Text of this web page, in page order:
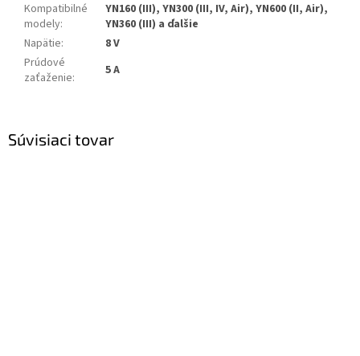
Súvisiaci tovar
Kompatibilné
modely:
YN160 (III), YN300 (III, IV, Air), YN600 (II, Air),
YN360 (III) a ďalšie
Napätie:
8 V
Prúdové
zaťaženie: 5 A